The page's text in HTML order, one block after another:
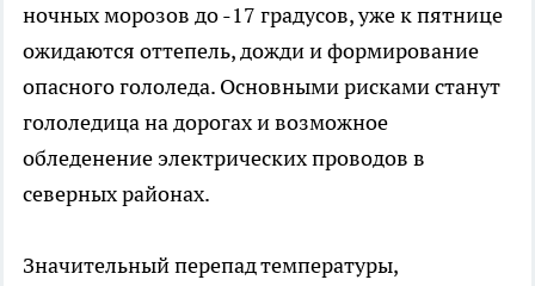
ночных морозов до -17 градусов, уже к пятнице
ожидаются оттепель, дожди и формирование
опасного гололеда. Основными рисками станут
гололедица на дорогах и возможное
обледенение электрических проводов в
северных районах.
Значительный перепад температуры,